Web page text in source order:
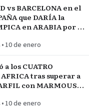
vs BARCELONA en el
que DARÍA la
en ARABIA por el
• 10 de enero
a los CUATRO
AFRICA tras superar a
con MARMOUSH
• 10 de enero